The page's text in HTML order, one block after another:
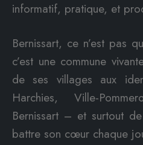
informatif, pratique, et
Bernissart, ce n’est pas
c’est une commune
de ses villages aux
Harchies, Ville-
Bernissart – et surtout
battre son cœur chaque